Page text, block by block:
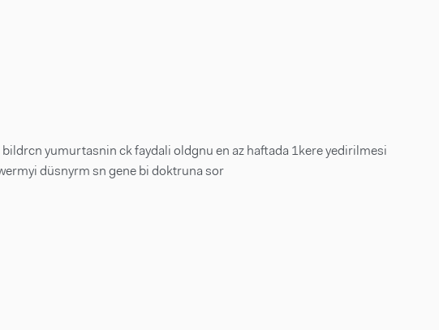
yumurtasnin ck faydali oldgnu en az haftada 1kere yedirilmesi
düsnyrm sn gene bi doktruna sor